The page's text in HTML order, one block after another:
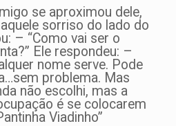
se aproximou dele,
sorriso do lado do
– “Como vai ser o
Ele respondeu: –
nome serve. Pode
problema. Mas
não escolhi, mas a
é se colocarem
Viadinho”